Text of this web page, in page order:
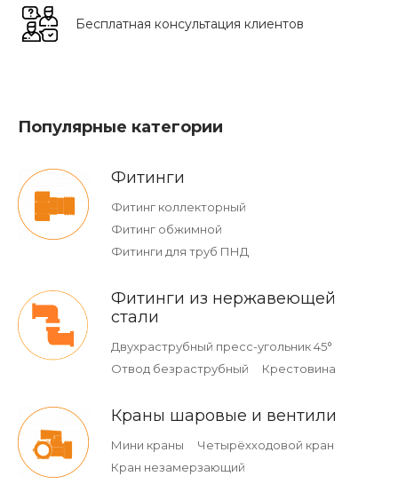
Бесплатная консультация клиентов
Популярные категории
Фитинги
Фитинг коллекторный
Фитинг обжимной
Фитинги для труб ПНД
Фитинги из нержавеющей
стали
Двухраструбный пресс-угольник 45°
Отвод безраструбный
Крестовина
Краны шаровые и вентили
Мини краны
Четырёхходовой кран
Кран незамерзающий